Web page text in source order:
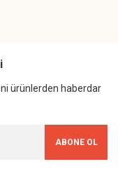
ürünlerden haberdar
ABONE OL